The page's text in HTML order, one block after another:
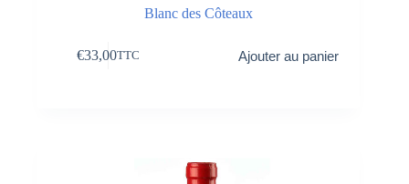
Blanc des Côteaux
€33,00TTC Ajouter au panier